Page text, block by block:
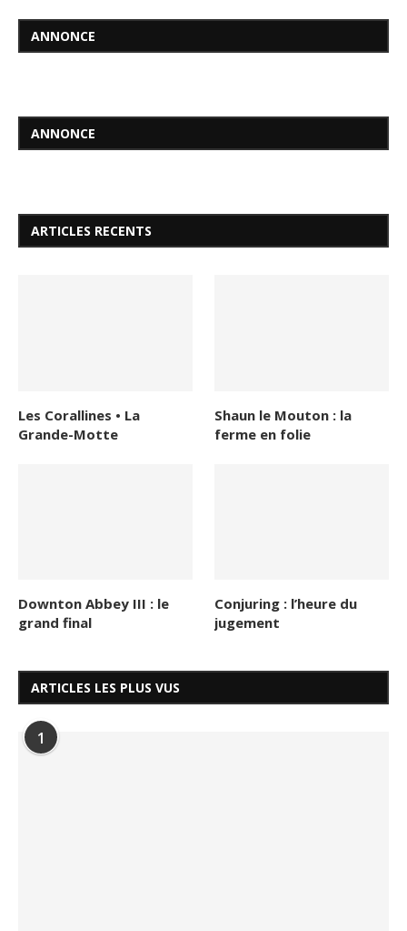
ANNONCE
ANNONCE
ARTICLES RECENTS
Les Corallines • La
Grande-Motte
Shaun le Mouton : la
ferme en folie
Downton Abbey III : le
grand final
Conjuring : l’heure du
jugement
ARTICLES LES PLUS VUS
1